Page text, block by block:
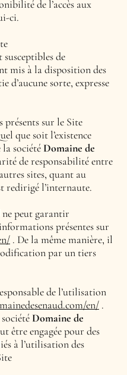
de l’accès aux
ci.
de
mis à la disposition des
d’aucune sorte, expresse
présents sur le Site
que soit l’existence
sociétéDomaine de
de responsabilité entre
sites, quant au
redirigé l’internaute.
ne peut garantir
présentes sur
. De la même manière, il
par un tiers
de l’utilisation
en/.
Domaine de
être engagée pour des
à l’utilisation des